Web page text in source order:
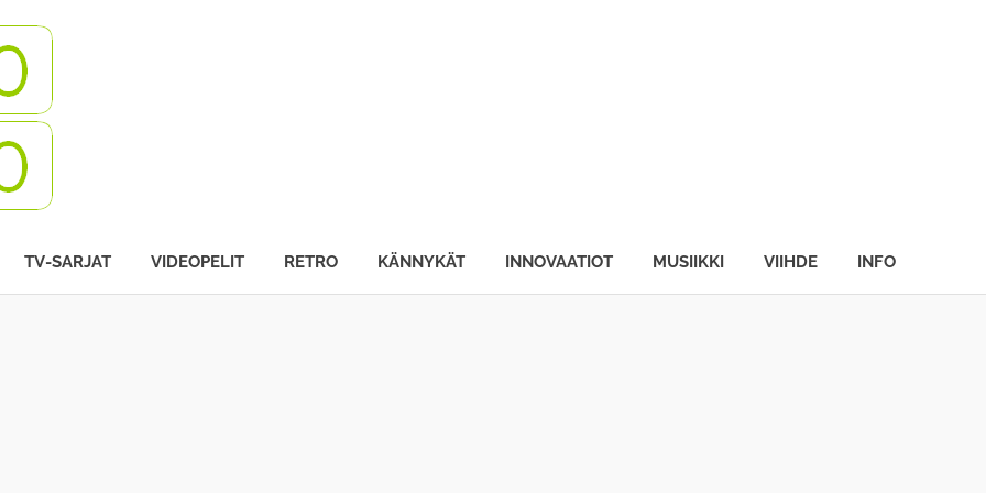
TV-SARJAT VIDEOPELIT RETRO KÄNNYKÄT INNOVAATIOT MUSIIKKI VIIHDE INFO